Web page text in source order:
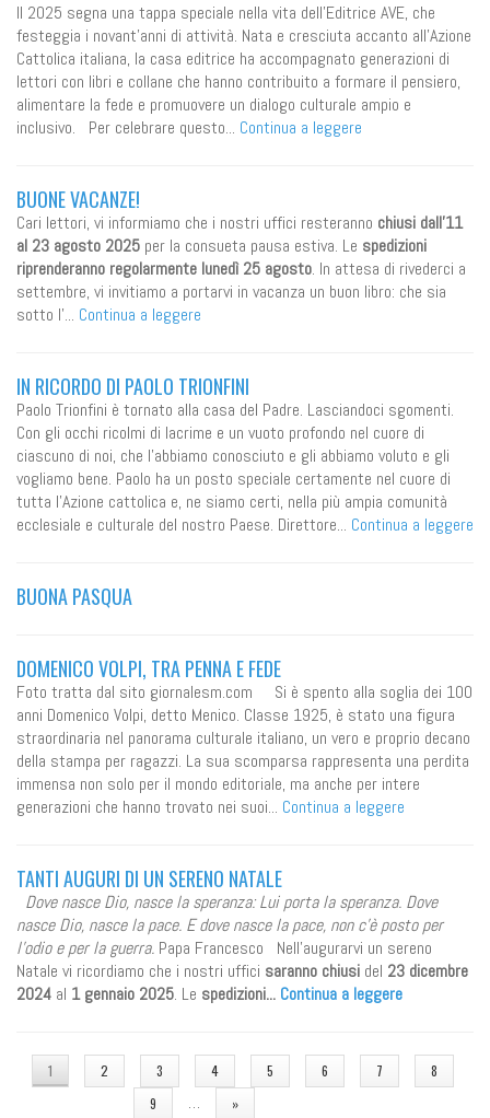
Il 2025 segna una tappa speciale nella vita dell’Editrice AVE, che
festeggia i novant’anni di attività. Nata e cresciuta accanto all’Azione
Cattolica italiana, la casa editrice ha accompagnato generazioni di
lettori con libri e collane che hanno contribuito a formare il pensiero,
alimentare la fede e promuovere un dialogo culturale ampio e
inclusivo. Per celebrare questo... Continua a leggere
BUONE VACANZE!
Cari lettori, vi informiamo che i nostri uffici resteranno chiusi dall’11
al 23 agosto 2025 per la consueta pausa estiva. Le spedizioni
riprenderanno regolarmente lunedì 25 agosto. In attesa di rivederci a
settembre, vi invitiamo a portarvi in vacanza un buon libro: che sia
sotto l’... Continua a leggere
IN RICORDO DI PAOLO TRIONFINI
Paolo Trionfini è tornato alla casa del Padre. Lasciandoci sgomenti.
Con gli occhi ricolmi di lacrime e un vuoto profondo nel cuore di
ciascuno di noi, che l’abbiamo conosciuto e gli abbiamo voluto e gli
vogliamo bene. Paolo ha un posto speciale certamente nel cuore di
tutta l’Azione cattolica e, ne siamo certi, nella più ampia comunità
ecclesiale e culturale del nostro Paese. Direttore... Continua a leggere
BUONA PASQUA
DOMENICO VOLPI, TRA PENNA E FEDE
Foto tratta dal sito giornalesm.com Si è spento alla soglia dei 100
anni Domenico Volpi, detto Menico. Classe 1925, è stato una figura
straordinaria nel panorama culturale italiano, un vero e proprio decano
della stampa per ragazzi. La sua scomparsa rappresenta una perdita
immensa non solo per il mondo editoriale, ma anche per intere
generazioni che hanno trovato nei suoi... Continua a leggere
TANTI AUGURI DI UN SERENO NATALE
Dove nasce Dio, nasce la speranza: Lui porta la speranza. Dove
nasce Dio, nasce la pace. E dove nasce la pace, non c'è posto per
l'odio e per la guerra. Papa Francesco Nell'augurarvi un sereno
Natale vi ricordiamo che i nostri uffici saranno chiusi del 23 dicembre
2024 al 1 gennaio 2025. Le spedizioni... Continua a leggere
PAGINE
1 2 3 4 5 6 7
8
9
… »